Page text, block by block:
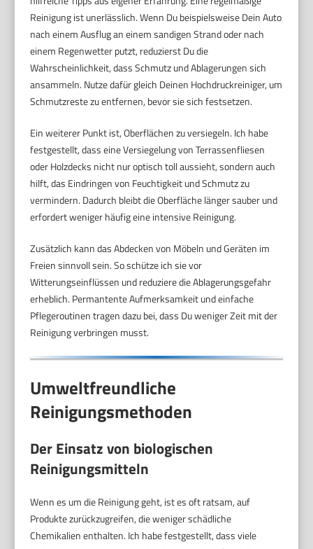
Reinigung ist unerlässlich. Wenn Du beispielsweise Dein Auto
nach einem Ausflug an einem sandigen Strand oder nach
einem Regenwetter putzt, reduzierst Du die
Wahrscheinlichkeit, dass Schmutz und Ablagerungen sich
ansammeln. Nutze dafür gleich Deinen Hochdruckreiniger, um
Schmutzreste zu entfernen, bevor sie sich festsetzen.
Ein weiterer Punkt ist, Oberflächen zu versiegeln. Ich habe
festgestellt, dass eine Versiegelung von Terrassenfliesen
oder Holzdecks nicht nur optisch toll aussieht, sondern auch
hilft, das Eindringen von Feuchtigkeit und Schmutz zu
vermindern. Dadurch bleibt die Oberfläche länger sauber und
erfordert weniger häufig eine intensive Reinigung.
Zusätzlich kann das Abdecken von Möbeln und Geräten im
Freien sinnvoll sein. So schütze ich sie vor
Witterungseinflüssen und reduziere die Ablagerungsgefahr
erheblich. Permantente Aufmerksamkeit und einfache
Pflegeroutinen tragen dazu bei, dass Du weniger Zeit mit der
Reinigung verbringen musst.
Umweltfreundliche
Reinigungsmethoden
Der Einsatz von biologischen
Reinigungsmitteln
Wenn es um die Reinigung geht, ist es oft ratsam, auf
Produkte zurückzugreifen, die weniger schädliche
Chemikalien enthalten. Ich habe festgestellt, dass viele